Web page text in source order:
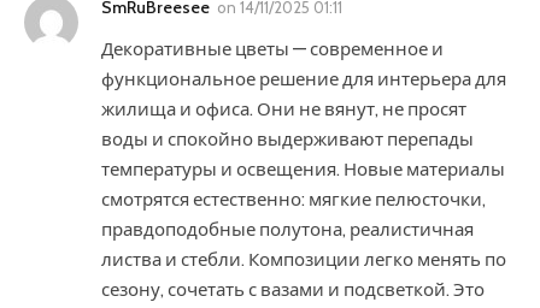
SmRuBreesee on 14/11/2025 01:11
Декоративные цветы — современное и
функциональное решение для интерьера для
жилища и офиса. Они не вянут, не просят
воды и спокойно выдерживают перепады
температуры и освещения. Новые материалы
смотрятся естественно: мягкие пелюсточки,
правдоподобные полутона, реалистичная
листва и стебли. Композиции легко менять по
сезону, сочетать с вазами и подсветкой. Это